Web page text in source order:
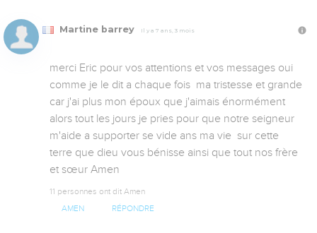
Martine barrey Il y a 7 ans, 3 mois
merci Eric pour vos attentions et vos messages oui
comme je le dit a chaque fois  ma tristesse et grande
car j'ai plus mon époux que j'aimais énormément
alors tout les jours je pries pour que notre seigneur
m'aide a supporter se vide ans ma vie  sur cette
terre que dieu vous bénisse ainsi que tout nos frère
et sœur Amen
11 personnes ont dit Amen
AMEN RÉPONDRE